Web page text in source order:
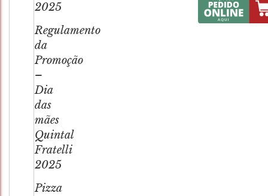
2025
Regulamento
da
Promoção
–
Dia
das
mães
Quintal
Fratelli
2025
Pizza